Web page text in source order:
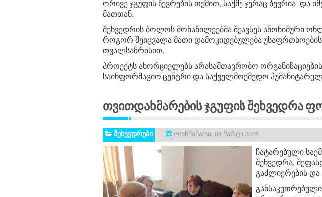
ორივე ჯგუფის წევრების თქმით, საქმე ჯერაც ბევრია და
მათთან.
შეხვედრის ბოლოს მონაწილეებმა შეავსეს ანონიმური
როგორ შეიცვალა მათი დამოკიდებულება
თვალსაზრისით.
პროექტს ახორციელებს არასამთავრობო
საინფორმაციო ცენტრი და საქველმოქმედო
Თვითდახმარების Ჯგუფის Შეხვედრა
შეხვედრები ოთხშაბათი, 04 მარტი 2026
ჩატარებული
შეხვედრა.
გაძლიერების და
განსაკუთრებული